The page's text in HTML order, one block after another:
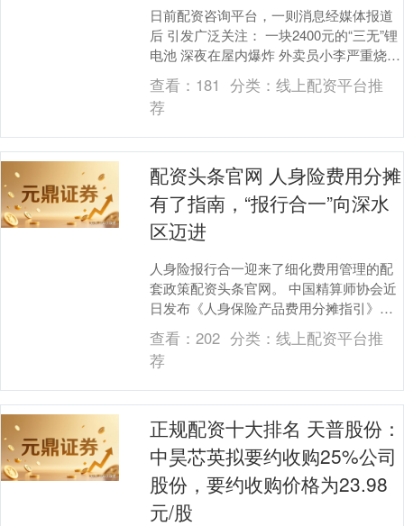
日前配资咨询平台，一则消息经媒体报道
后 引发广泛关注： 一块2400元的“三无”锂
电池 深夜在屋内爆炸 外卖员小李严重烧伤
法院判决电池销售者屠某 向小李赔偿6....
查看： 181 分类： 线上配资平台推
荐
配资头条官网 人身险费用分摊
有了指南，“报行合一”向深水
区迈进
人身险报行合一迎来了细化费用管理的配
套政策配资头条官网。 中国精算师协会近
日发布《人身保险产品费用分摊指引》
（下称《指引》）。根据《指引》，人身
险业务经营费用将....
查看：202 分类： 线上配资平台推
荐
正规配资十大排名 天普股份：
中昊芯英拟要约收购25%公司
股份，要约收购价格为23.98
元/股